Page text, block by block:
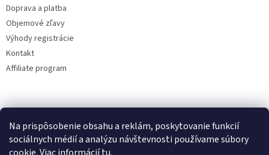
Na prispôsobenie obsahu a reklám, poskytovanie funkcií
sociálnych médií a analýzu návštevnosti používame súbory
Doprava a platba
Objemové zľavy
Výhody registrácie
Kontakt
Affiliate program